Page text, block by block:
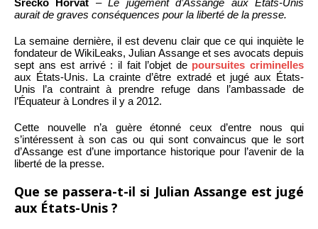
aurait de graves conséquences pour la liberté de la presse.
La semaine dernière, il est devenu clair que ce qui inquiète le
fondateur de WikiLeaks, Julian Assange et ses avocats depuis
sept ans est arrivé : il fait l’objet de poursuites criminelles
aux États-Unis. La crainte d’être extradé et jugé aux États-
Unis l’a contraint à prendre refuge dans l’ambassade de
l’Équateur à Londres il y a 2012.
Cette nouvelle n’a guère étonné ceux d’entre nous qui
s’intéressent à son cas ou qui sont convaincus que le sort
d’Assange est d’une importance historique pour l’avenir de la
liberté de la presse.
Que se passera-t-il si Julian Assange est jugé
aux États-Unis ?